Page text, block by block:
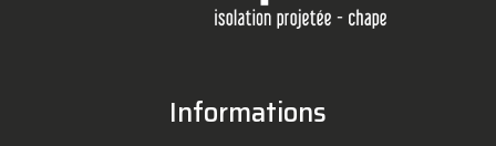
Informations